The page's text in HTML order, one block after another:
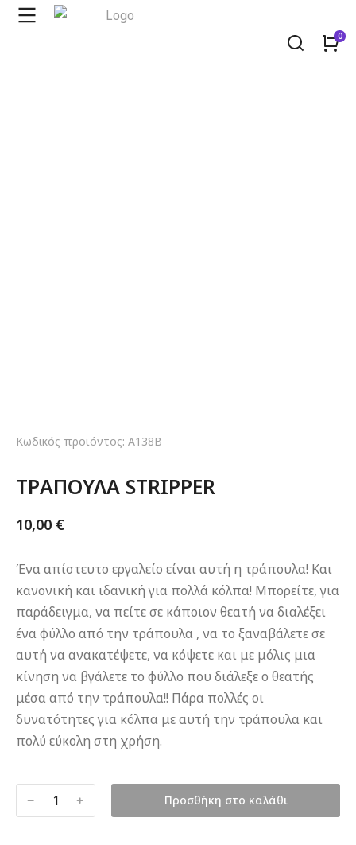
Κωδικός προϊόντος: A138B
ΤΡΑΠΟΥΛΑ STRIPPER
10,00 €
Ένα απίστευτο εργαλείο είναι αυτή η τράπουλα! Και
κανονική και ιδανική για πολλά κόλπα! Μπορείτε, για
παράδειγμα, να πείτε σε κάποιον θεατή να διαλέξει
ένα φύλλο από την τράπουλα , να το ξαναβάλετε σε
αυτή να ανακατέψετε, να κόψετε και με μόλις μια
κίνηση να βγάλετε το φύλλο που διάλεξε ο θεατής
μέσα από την τράπουλα!! Πάρα πολλές οι
δυνατότητες για κόλπα με αυτή την τράπουλα και
πολύ εύκολη στη χρήση.
﹣ ﹢ Προσθήκη στο καλάθι